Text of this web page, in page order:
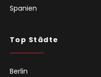
Spanien
Top Städte
Berlin